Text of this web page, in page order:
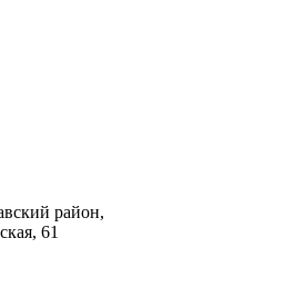
район,
61